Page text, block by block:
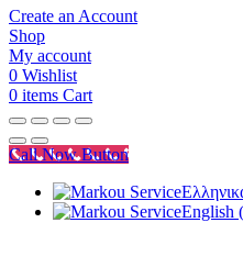
Create an Account
Shop
My account
0 Wishlist
0 items Cart
Call Now Button
English (